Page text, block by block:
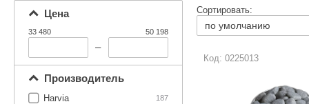
Камни для печей
Kastor Sawo
Steam and Water
SPA-Технология Lacoform
Цена
33 480
–
50 198
Производитель
187
Harvia
Сортировать:
Код: 0225013